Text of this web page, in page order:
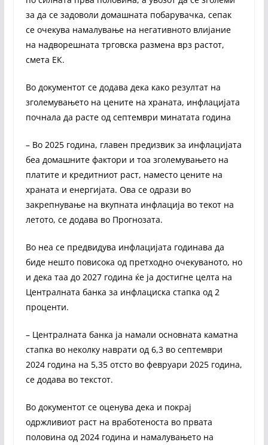
за да се задоволи домашната побарувачка, сепак
се очекува намалување на негативното влијание
на надворешната трговска размена врз растот,
смета ЕК.
Во документот се додава дека како резултат на
зголемувањето на цените на храната, инфлацијата
почнала да расте од септември минатата година
– Во 2025 година, главен предизвик за инфлацијата
беа домашните фактори и тоа зголемувањето на
платите и кредитниот раст, наместо цените на
храната и енергијата. Ова се одрази во
закрепнување на вкупната инфлација во текот на
летото, се додава во Прогнозата.
Во неа се предвидува инфлацијата годинава да
биде нешто повисока од претходно очекуваното, но
и дека таа до 2027 година ќе ја достигне целта на
Централната банка за инфлациска стапка од 2
проценти.
– Централната банка ја намали основната каматна
стапка во неколку наврати од 6,3 во септември
2024 година на 5,35 отсто во февруари 2025 година,
се додава во текстот.
Во документот се оценува дека и покрај
одржливиот раст на вработеноста во првата
половина од 2024 година и намалувањето на